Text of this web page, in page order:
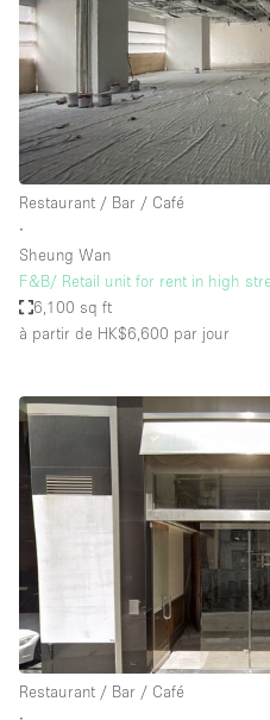
Restaurant / Bar / Café
∙
Sheung Wan
F&B/ Retail unit for rent in high
6,100 sq ft
à partir de HK$6,600 par jour
Restaurant / Bar / Café